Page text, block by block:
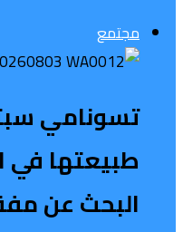
مجتمع
تسونامي
طبيعتها في
البحث عن